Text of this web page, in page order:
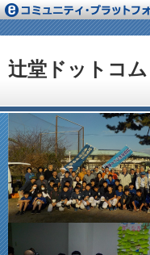
辻堂ドットコム